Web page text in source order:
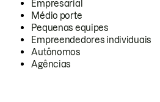
Empresarial
Médio porte
Pequenas equipes
Empreendedores individuais
Autônomos
Agências